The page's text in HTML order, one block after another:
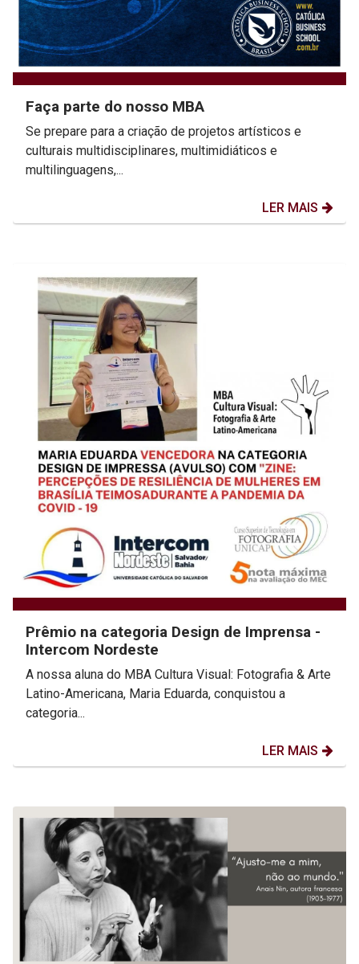
Faça parte do nosso MBA
Se prepare para a criação de projetos artísticos e
culturais multidisciplinares, multimidiáticos e
multilinguagens,...
LER MAIS
Prêmio na categoria Design de Imprensa -
Intercom Nordeste
A nossa aluna do MBA Cultura Visual: Fotografia & Arte
Latino-Americana, Maria Eduarda, conquistou a
categoria...
LER MAIS